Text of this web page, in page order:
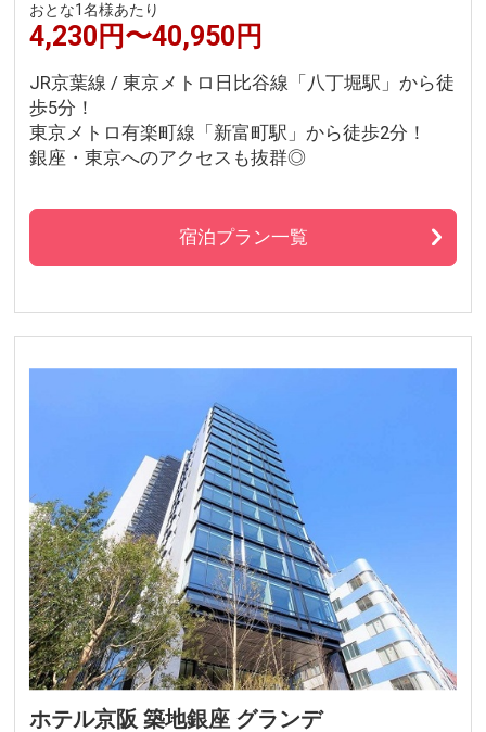
おとな1名様あたり
4,230円〜40,950円
JR京葉線 / 東京メトロ日比谷線「八丁堀駅」から徒
歩5分！
東京メトロ有楽町線「新富町駅」から徒歩2分！
銀座・東京へのアクセスも抜群◎
宿泊プラン一覧
ホテル京阪 築地銀座 グランデ